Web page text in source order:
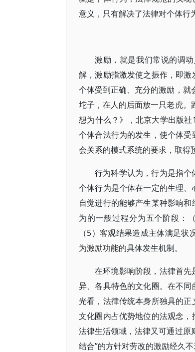
意义，只有解决了法律对个体行
激励，就是我们常说的调
解，激励指激发使之振作，即激
个体受到正确、充分的激励，就
坨子，在人的后面放一只老虎。
想为什么？》，北京大学出版
个体合法行为的发生，使个体
会关系的模式系统的要求，取得
行为科学认为，行为是指个
个体行为是个体在一定的生理
自觉进行的能够产生某种影响
为的一般过程分为五个阶段：
（5）客观结果造成主体满足
为激励功能的具体发生机制。
在环境影响阶段，法律首
异、各具特色的文化圈。在不
光看，法律传统本身所独具的
文化圈内占优势地位的法观念
法律生活领域，法律又可通过原
结合”的方针对劳改的激励经久